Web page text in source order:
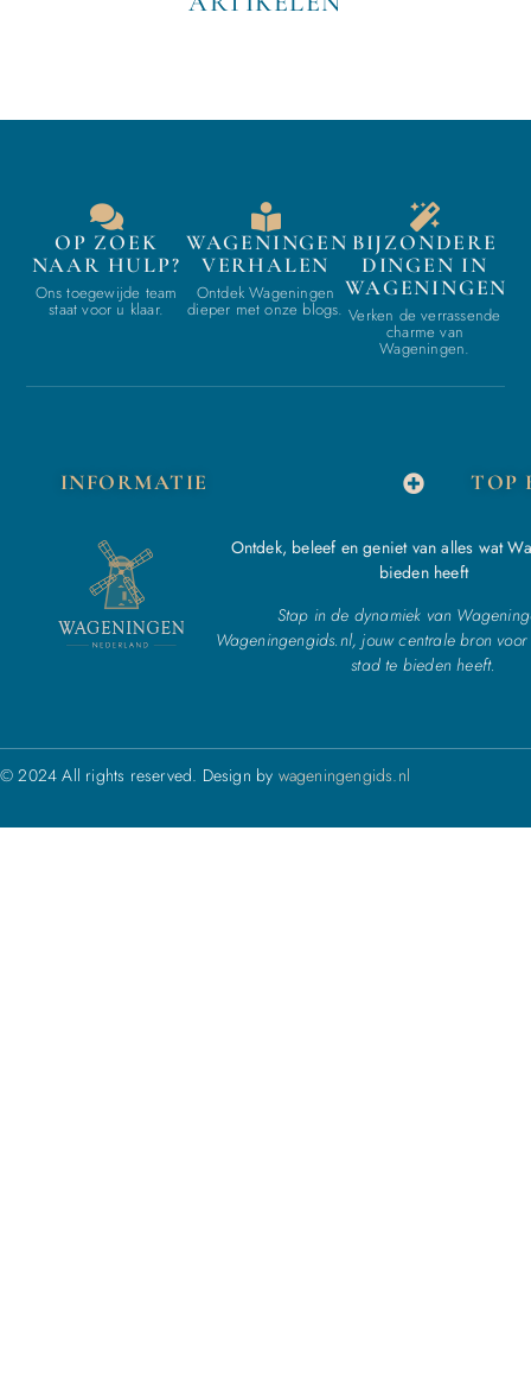
OP ZOEK
NAAR HULP?
Ons toegewijde team
staat voor u klaar.
WAGENINGEN
VERHALEN
Ontdek Wageningen
dieper met onze blogs.
BIJZONDERE
DINGEN IN
WAGENINGEN
Verken de verrassende
charme van
Wageningen.
INFORMATIE TOP
Ontdek, beleef en geniet van alles wat
bieden heeft
Stap in de dynamiek van
Wageningengids.nl, jouw centrale bron
stad te bieden heeft.
© 2024 All rights reserved. Design by wageningengids.nl